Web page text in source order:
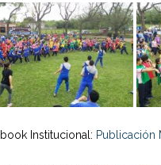
Institucional: Publicación